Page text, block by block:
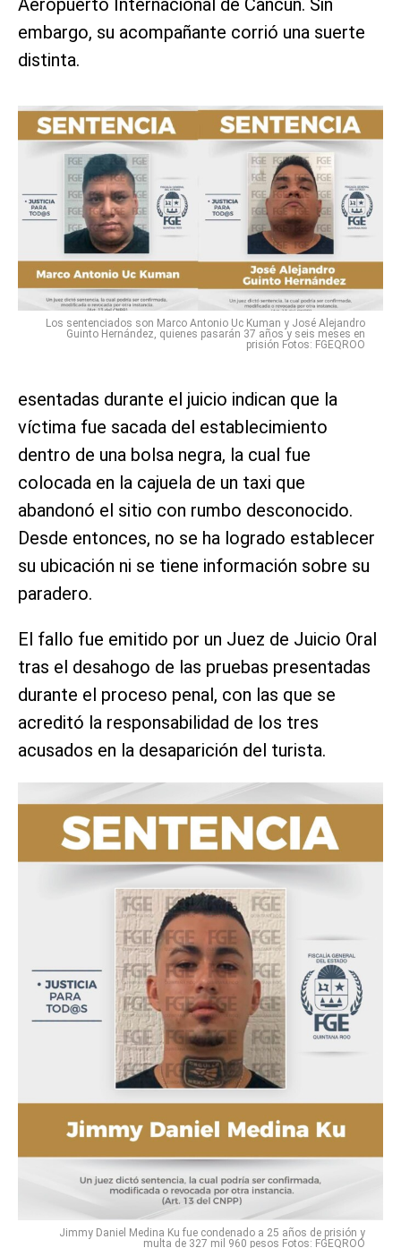
Aeropuerto Internacional de Cancún. Sin
embargo, su acompañante corrió una suerte
distinta.
Los sentenciados son Marco Antonio Uc Kuman y José Alejandro
Guinto Hernández, quienes pasarán 37 años y seis meses en
prisión Fotos: FGEQROO
esentadas durante el juicio indican que la
víctima fue sacada del establecimiento
dentro de una bolsa negra, la cual fue
colocada en la cajuela de un taxi que
abandonó el sitio con rumbo desconocido.
Desde entonces, no se ha logrado establecer
su ubicación ni se tiene información sobre su
paradero.
El fallo fue emitido por un Juez de Juicio Oral
tras el desahogo de las pruebas presentadas
durante el proceso penal, con las que se
acreditó la responsabilidad de los tres
acusados en la desaparición del turista.
Jimmy Daniel Medina Ku fue condenado a 25 años de prisión y
multa de 327 mil 960 pesos Fotos: FGEQROO